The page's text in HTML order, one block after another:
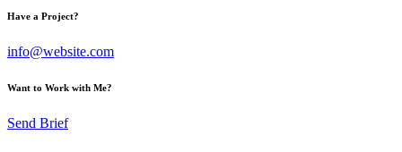
Have a Project?
info@website.com
Want to Work with Me?
Send Brief